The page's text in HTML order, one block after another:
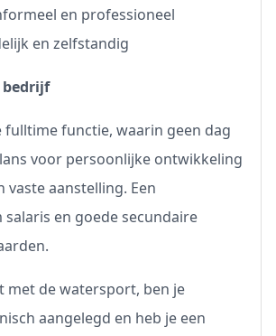
en professioneel
en zelfstandig
bedrijf
fulltime functie, waarin geen dag
voor persoonlijke ontwikkeling
vaste aanstelling. Een
en goede secundaire
met de watersport, ben je
aangelegd en heb je een